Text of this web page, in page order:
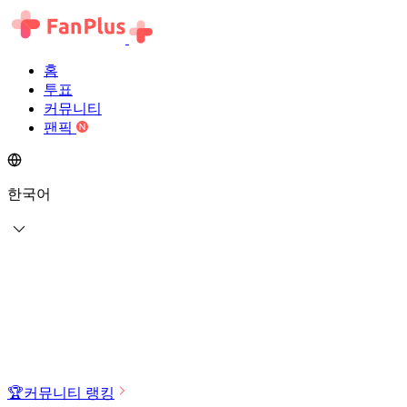
홈
투표
커뮤니티
팬픽
한국어
🏆커뮤니티 랭킹